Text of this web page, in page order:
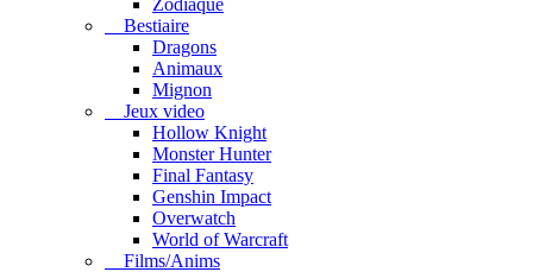
Zodiaque
Bestiaire
Dragons
Animaux
Mignon
Jeux video
Hollow Knight
Monster Hunter
Final Fantasy
Genshin Impact
Overwatch
World of Warcraft
Films/Anims